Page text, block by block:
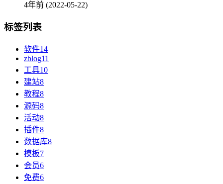
4年前 (2022-05-22)
标签列表
软件14
zblog11
工具10
建站8
教程8
源码8
活动8
插件8
数据库8
模板7
会员6
免费6